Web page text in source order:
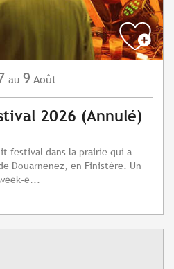
au 9 Août
2026 (Annulé)
festival dans la prairie qui a
Douarnenez, en Finistère. Un
e...